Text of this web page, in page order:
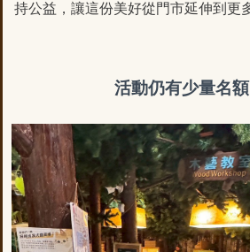
持公益，讓這份美好從門市延伸到更
活動仍有少量名